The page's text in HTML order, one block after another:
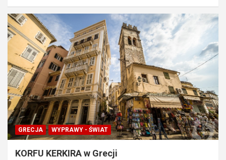
GRECJA WYPRAWY - ŚWIAT
KORFU KERKIRA w Grecji